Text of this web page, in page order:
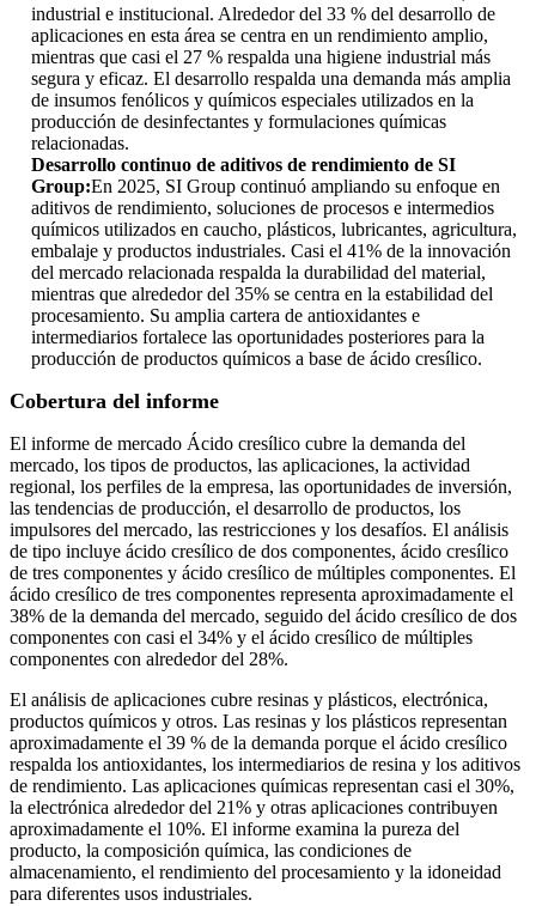
industrial e institucional. Alrededor del 33 % del desarrollo de
aplicaciones en esta área se centra en un rendimiento amplio,
mientras que casi el 27 % respalda una higiene industrial más
segura y eficaz. El desarrollo respalda una demanda más amplia
de insumos fenólicos y químicos especiales utilizados en la
producción de desinfectantes y formulaciones químicas
relacionadas.
Desarrollo continuo de aditivos de rendimiento de SI
Group:En 2025, SI Group continuó ampliando su enfoque en
aditivos de rendimiento, soluciones de procesos e intermedios
químicos utilizados en caucho, plásticos, lubricantes, agricultura,
embalaje y productos industriales. Casi el 41% de la innovación
del mercado relacionada respalda la durabilidad del material,
mientras que alrededor del 35% se centra en la estabilidad del
procesamiento. Su amplia cartera de antioxidantes e
intermediarios fortalece las oportunidades posteriores para la
producción de productos químicos a base de ácido cresílico.
Cobertura del informe
El informe de mercado Ácido cresílico cubre la demanda del
mercado, los tipos de productos, las aplicaciones, la actividad
regional, los perfiles de la empresa, las oportunidades de inversión,
las tendencias de producción, el desarrollo de productos, los
impulsores del mercado, las restricciones y los desafíos. El análisis
de tipo incluye ácido cresílico de dos componentes, ácido cresílico
de tres componentes y ácido cresílico de múltiples componentes. El
ácido cresílico de tres componentes representa aproximadamente el
38% de la demanda del mercado, seguido del ácido cresílico de dos
componentes con casi el 34% y el ácido cresílico de múltiples
componentes con alrededor del 28%.
El análisis de aplicaciones cubre resinas y plásticos, electrónica,
productos químicos y otros. Las resinas y los plásticos representan
aproximadamente el 39 % de la demanda porque el ácido cresílico
respalda los antioxidantes, los intermediarios de resina y los aditivos
de rendimiento. Las aplicaciones químicas representan casi el 30%,
la electrónica alrededor del 21% y otras aplicaciones contribuyen
aproximadamente el 10%. El informe examina la pureza del
producto, la composición química, las condiciones de
almacenamiento, el rendimiento del procesamiento y la idoneidad
para diferentes usos industriales.